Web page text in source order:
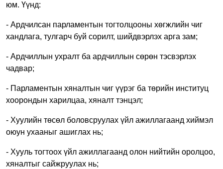
юм. Үүнд:
- Ардчилсан парламентын тогтолцооны хөгжлийн чиг
хандлага, тулгарч буй сорилт, шийдвэрлэх арга зам;
- Ардчиллын ухралт ба ардчиллын сөрөн тэсвэрлэх
чадвар;
- Парламентын хяналтын чиг үүрэг ба төрийн институц
хоорондын харилцаа, хяналт тэнцэл;
- Хуулийн төсөл боловсруулах үйл ажиллагаанд хиймэл
оюун ухааныг ашиглах нь;
- Хууль тогтоох үйл ажиллагаанд олон нийтийн оролцоо,
хяналтыг сайжруулах нь;